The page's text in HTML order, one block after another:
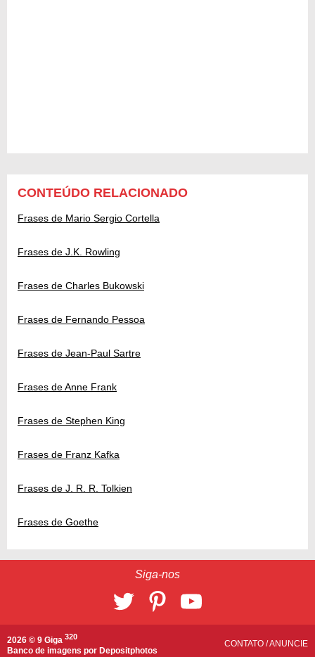
CONTEÚDO RELACIONADO
Frases de Mario Sergio Cortella
Frases de J.K. Rowling
Frases de Charles Bukowski
Frases de Fernando Pessoa
Frases de Jean-Paul Sartre
Frases de Anne Frank
Frases de Stephen King
Frases de Franz Kafka
Frases de J. R. R. Tolkien
Frases de Goethe
Siga-nos
2026 © 9 Giga 320
Banco de imagens por Depositphotos
CONTATO /ANUNCIE